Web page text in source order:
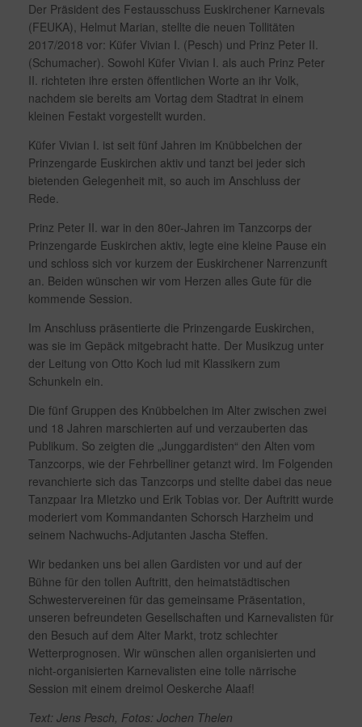
Der Präsident des Festausschuss Euskirchener Karnevals
(FEUKA), Helmut Marian, stellte die neuen Tollitäten
2017/2018 vor: Küfer Vivian I. (Pesch) und Prinz Peter II.
(Schumacher). Sowohl Küfer Vivian I. als auch Prinz Peter
II. richteten ihre ersten öffentlichen Worte an ihr Volk,
nachdem sie bereits am Vortag dem Stadtrat in einem
kleinen Festakt vorgestellt wurden.
Küfer Vivian I. ist seit fünf Jahren im Knübbelchen der
Prinzengarde Euskirchen aktiv und tanzt bei jeder sich
bietenden Gelegenheit mit, so auch im Anschluss der
Rede.
Prinz Peter II. war in den 80er-Jahren im Tanzcorps der
Prinzengarde Euskirchen aktiv, legte eine kleine Pause ein
und schloss sich vor kurzem der Euskirchener Narrenzunft
an. Beiden wünschen wir vom Herzen alles Gute für die
kommende Session.
Im Anschluss präsentierte die Prinzengarde Euskirchen,
was sie im Gepäck mitgebracht hatte. Der Musikzug unter
der Leitung von Otto Koch lud mit Klassikern zum
Schunkeln ein.
Die fünf Gruppen des Knübbelchen im Alter zwischen zwei
und 18 Jahren marschierten auf und verzauberten das
Publikum. So zeigten die „Junggardisten“ den Alten vom
Tanzcorps, wie der Fehrbelliner getanzt wird. Im Folgenden
revanchierte sich das Tanzcorps und stellte dabei das neue
Tanzpaar Ira Mletzko und Erik Tobias vor. Der Auftritt wurde
moderiert vom Kommandanten Schorsch Harzheim und
seinem Nachwuchs-Adjutanten Jascha Steffen.
Wir bedanken uns bei allen Gardisten vor und auf der
Bühne für den tollen Auftritt, den heimatstädtischen
Schwestervereinen für das gemeinsame Präsentation,
unseren befreundeten Gesellschaften und Karnevalisten für
den Besuch auf dem Alter Markt, trotz schlechter
Wetterprognosen. Wir wünschen allen organisierten und
nicht-organisierten Karnevalisten eine tolle närrische
Session mit einem dreimol Oeskerche Alaaf!
Text: Jens Pesch, Fotos: Jochen Thelen